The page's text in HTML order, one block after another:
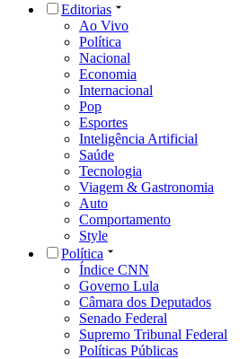
Editorias
Ao Vivo
Política
Nacional
Economia
Internacional
Pop
Esportes
Inteligência Artificial
Saúde
Tecnologia
Viagem & Gastronomia
Auto
Comportamento
Style
Política
Índice CNN
Governo Lula
Câmara dos Deputados
Senado Federal
Supremo Tribunal Federal
Políticas Públicas